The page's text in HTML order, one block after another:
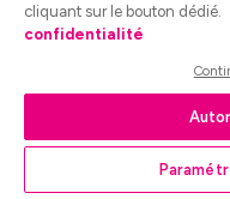
cliquant sur le bouton dédié.
confidentialité